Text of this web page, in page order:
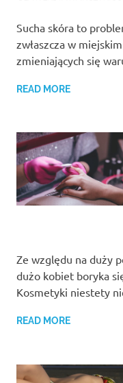
Sucha skóra to
zwłaszcza w
zmieniających się
READ MORE
Ze względu na duży
dużo kobiet boryka
Kosmetyki niestety
READ MORE